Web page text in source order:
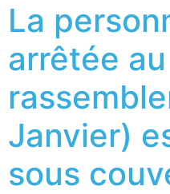
La
arrêtée au
Janvier)
sous